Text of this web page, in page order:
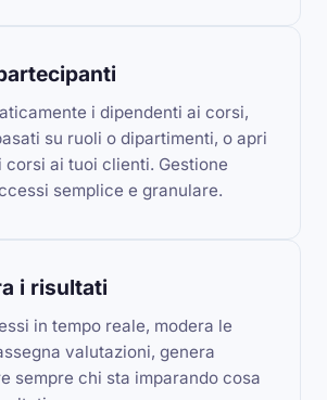
i dipendenti ai corsi,
su ruoli o dipartimenti, o apri
ai tuoi clienti. Gestione
semplice e granulare.
i risultati
in tempo reale, modera le
valutazioni, genera
sempre chi sta imparando cosa